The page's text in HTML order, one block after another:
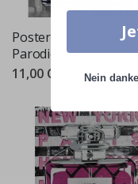
Poster - Chanel No. 5
Parodie
11,00 CHF
Nein